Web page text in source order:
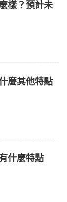
樣？預計未
麼其他特點
什麼特點